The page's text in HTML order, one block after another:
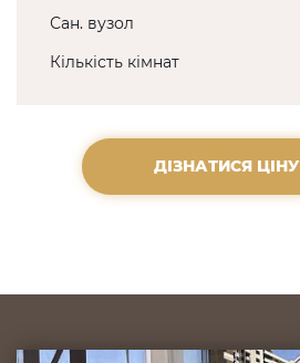
Сан. вузол
Кількість кімнат
ДІЗНАТИСЯ ЦІНУ